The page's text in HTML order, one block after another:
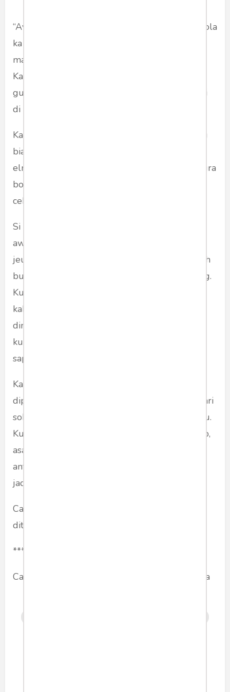
“Ayah kunaon Bunda maksa Kakang kedah sakola
ka Cirebon?” pokna teh. Cekeng teh, “Ari
maksadna mah sae Kang bunda teh, supados
Kakang tiasa disiplin. Kapanan Kakang mah
gugah ge sesah, solat subuh sok kasiangan. Ari
di asrama mah ke disiplin.”
Kasawang kukuring da budak teh memang teu
biasa pajauh ti kolot, kari-kari ayeuna rek tolab
elmu di Cirebon. “Sok ayeuna mah Kakang geura
bobo, tos wengi, enjing bilih kasiangan sakola,”
cekeng teh.
Si Kakang nurut sanajan bari nangkubkeun
awakna sorangan, siga nu embung paamprok
jeung kuring. Sakali deui kuring ngusapan sirah
budak pinuh ku kanyaah satacan turun ti loteng.
Kuring rek nempo heula si bungsu, awewe, nu
kakara umur dua taun jalan. Budak nu
dingaranan Gadis teh geus sare tibra naker. Ku
kuring dicium, digalentor, da sono pisan ampir
sapopoe tara panggih.
Kadang mun keur sono pisan mah budak teh
dipaksa dipangku dinangna-nengne sanajan bari
sok kuniang hudang. “Ayah,” cenah bari lulungu.
Ku ngadenge sora budak ge kuring mah cukup,
asa jadi bapa teh. Kari ayeuna aya pasualan
antara indung jeung budak, teuing kumaha
jadina tah.
Cag ah, geus tunduh pisan. Isukan Insya Allah
diteruskeun ieu carita teh.
***
Catetan: mangrupa catetan tina kahirupan nyata